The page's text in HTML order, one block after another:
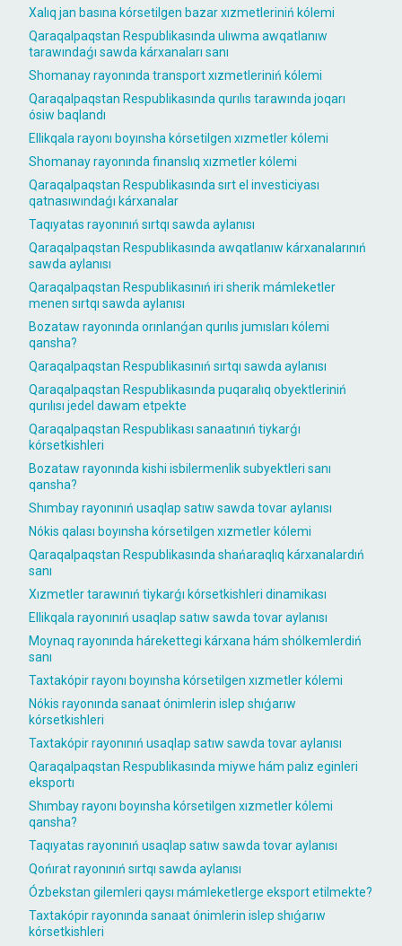
Xalıq jan basına kórsetilgen bazar xızmetleriniń kólemi
Qaraqalpaqstan Respublikasında ulıwma awqatlanıw
tarawındaǵı sawda kárxanaları sanı
Shomanay rayonında transport xızmetleriniń kólemi
Qaraqalpaqstan Respublikasında qurılıs tarawında joqarı
ósiw baqlandı
Ellikqala rayonı boyınsha kórsetilgen xızmetler kólemi
Shomanay rayonında finanslıq xızmetler kólemi
Qaraqalpaqstan Respublikasında sırt el investiciyası
qatnasıwındaǵı kárxanalar
Taqıyatas rayonınıń sırtqı sawda aylanısı
Qaraqalpaqstan Respublikasında awqatlanıw kárxanalarınıń
sawda aylanısı
Qaraqalpaqstan Respublikasınıń iri sherik mámleketler
menen sırtqı sawda aylanısı
Bozataw rayonında orınlanǵan qurılıs jumısları kólemi
qansha?
Qaraqalpaqstan Respublikasınıń sırtqı sawda aylanısı
Qaraqalpaqstan Respublikasında puqaralıq obyektleriniń
qurılısı jedel dawam etpekte
Qaraqalpaqstan Respublikası sanaatınıń tiykarǵı
kórsetkishleri
Bozataw rayonında kishi isbilermenlik subyektleri sanı
qansha?
Shımbay rayonınıń usaqlap satıw sawda tovar aylanısı
Nókis qalası boyınsha kórsetilgen xızmetler kólemi
Qaraqalpaqstan Respublikasında shańaraqlıq kárxanalardıń
sanı
Xızmetler tarawınıń tiykarǵı kórsetkishleri dinamikası
Ellikqala rayonınıń usaqlap satıw sawda tovar aylanısı
Moynaq rayonında hárekettegi kárxana hám shólkemlerdiń
sanı
Taxtakópir rayonı boyınsha kórsetilgen xızmetler kólemi
Nókis rayonında sanaat ónimlerin islep shıǵarıw
kórsetkishleri
Taxtakópir rayonınıń usaqlap satıw sawda tovar aylanısı
Qaraqalpaqstan Respublikasında miywe hám palız eginleri
eksportı
Shımbay rayonı boyınsha kórsetilgen xızmetler kólemi
qansha?
Taqıyatas rayonınıń usaqlap satıw sawda tovar aylanısı
Qońırat rayonınıń sırtqı sawda aylanısı
Ózbekstan gilemleri qaysı mámleketlerge eksport etilmekte?
Taxtakópir rayonında sanaat ónimlerin islep shıǵarıw
kórsetkishleri